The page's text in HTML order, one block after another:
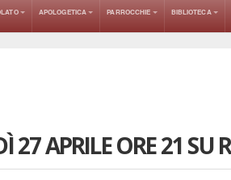
APOLOGETICA PARROCCHIE BIBLIOTECA
27 APRILE ORE 21 SU